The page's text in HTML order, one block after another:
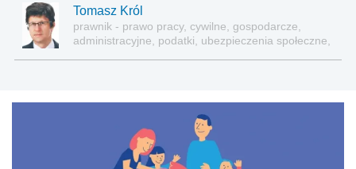
Tomasz Król
prawnik - prawo pracy, cywilne, gospodarcze,
administracyjne, podatki, ubezpieczenia społeczne,